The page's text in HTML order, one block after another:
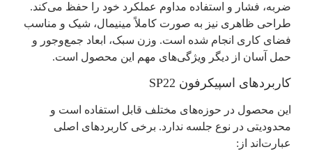
ضربه، فشار و استفاده مداوم عملکرد خود را حفظ می‌کند.
طراحی ظاهری نیز به صورت کاملاً مینیمال، شیک و مناسب
فضای کاری انجام شده است. وزن سبک، ابعاد جمع‌وجور و
حمل آسان از دیگر ویژگی‌های مهم این محصول است.
کاربردهای اسپیکرفون SP22
این محصول در حوزه‌های مختلف قابل استفاده است و
محدودیتی در نوع جلسه ندارد. برخی کاربردهای اصلی
عبارت‌اند از: